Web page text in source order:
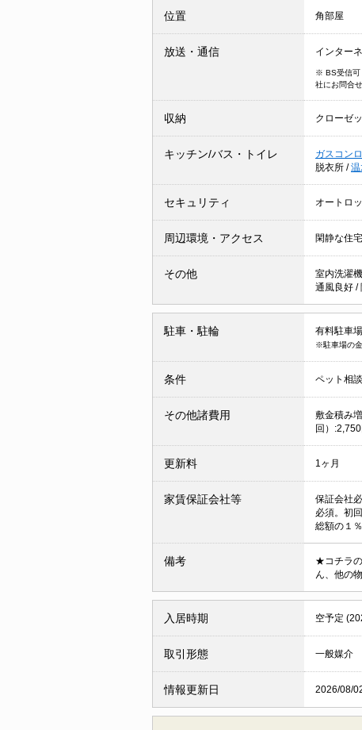
位置 角部屋
放送・通信 インター
※ BS受信可
社にお問合
収納 クローゼ
キッチン/バス・トイレ ガスコン
脱衣所 /温
セキュリティ オートロ
周辺環境・アクセス 閑静な住
その他 室内洗濯
通風良好 /
駐車・駐輪 有料駐車
※駐車場の金
条件 ペット相
その他諸費用
敷金積み
回）
更新料 1ヶ月
家賃保証会社等
保証会社
必須。初
総額の１
備考
★コチラ
ん、他の
入居時期 空予定
取引形態 一般媒介
情報更新日 2026/08/